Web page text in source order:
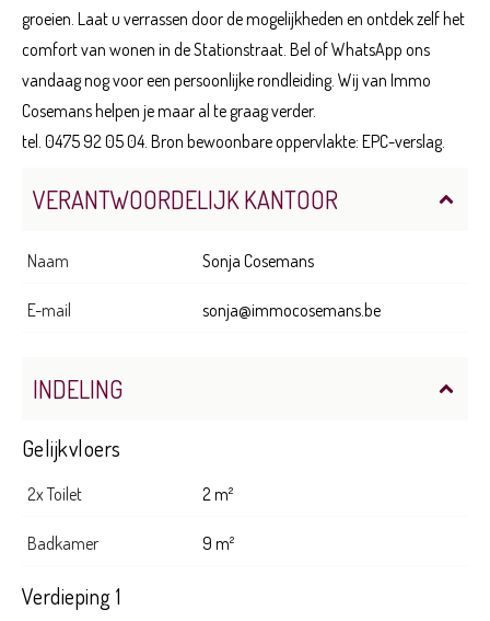
groeien. Laat u verrassen door de mogelijkheden en ontdek zelf het
comfort van wonen in de Stationstraat. Bel of WhatsApp ons
vandaag nog voor een persoonlijke rondleiding. Wij van Immo
Cosemans helpen je maar al te graag verder.
tel. 0475 92 05 04. Bron bewoonbare oppervlakte: EPC-verslag.
VERANTWOORDELIJK KANTOOR
Naam Sonja Cosemans
E-mail sonja@immocosemans.be
INDELING
Gelijkvloers
2x Toilet 2 m²
Badkamer 9 m²
Verdieping 1